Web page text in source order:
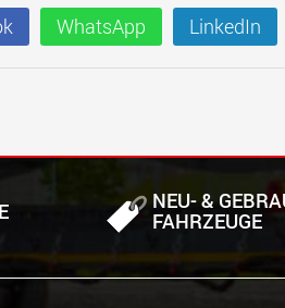
WhatsApp LinkedIn
NEU- &
FAHRZEUGE